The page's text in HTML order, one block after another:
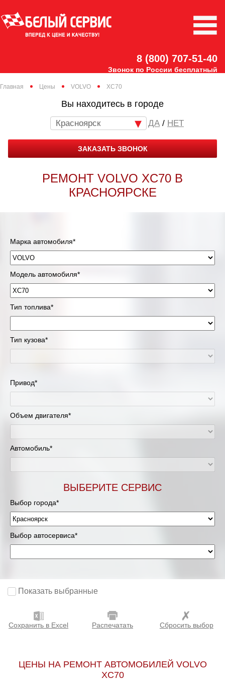
8 (800) 707-51-40
Звонок по России бесплатный
Главная Цены VOLVO XC70
Вы находитесь в городе
Красноярск / НЕТ
ЗАКАЗАТЬ ЗВОНОК
РЕМОНТ VOLVO XC70 В
КРАСНОЯРСКЕ
Марка автомобиля*
Модель автомобиля*
Тип топлива*
Тип кузова*
Привод*
Объем двигателя*
Автомобиль*
ВЫБЕРИТЕ СЕРВИС
Выбор города*
Выбор автосервиса*
Показать выбранные
Сохранить в Excel Распечатать Сбросить выбор
ЦЕНЫ НА РЕМОНТ АВТОМОБИЛЕЙ VOLVO
XC70